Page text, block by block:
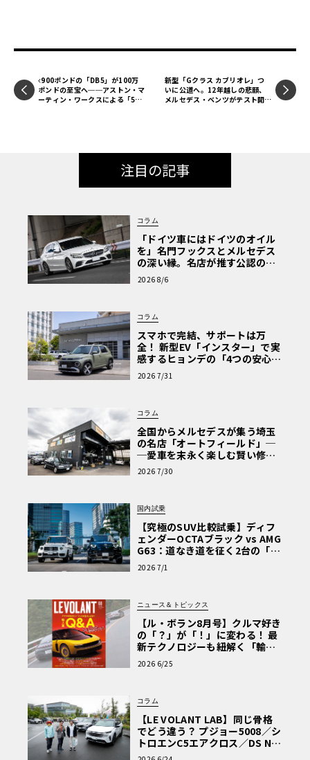
900ポンドの「DB5」が100万
ポンドの至宝へ──アストン・マ
ーティン・ワークスによる「50
新型「Gクラス カブリオレ」つ
いに公道へ。12年越しの悲願、
メルセデス・ベンツがテスト開始
注目の記事
コラム
「ドイツ車にはドイツのオイル
を」名門フックスとメルセデス
の深い縁。名店が推す公認の安
心と、Cクラスで味わうシルキー
な走り〈PR〉
2026 8/6
コラム
スマホで完結、サポートは万
全！ 新型EV「インスター」で実
感するヒョンデの「4つの安心」
【第1回・ヒョンデ6つの疑問：
Why? Hyundai?】〈PR〉
2026 7/31
コラム
全国からメルセデスが集う埼玉
の名店「オートフィールド」─
─愛車を末永く楽しむ賢い修理
術と、プロがフックス製オイル
を選ぶ理由〈PR〉
2026 7/30
国内試乗
【究極のSUV比較試乗】ディフ
ェンダーOCTAブラック vs AMG
G63：道なき道を征く2台の「対
極的アプローチ」
2026 7/1
ニュース＆トピックス
【ル・ボラン8月号】クルマ好き
の「？」が「！」に変わる！ 最
新テクノロジーも紐解く「輸入
車Q&A」
2026 6/25
コラム
【LE VOLANT LAB】同じ骨格
でどう違う？ プジョー5008／シ
トロエンC5エアクロス／DS Nº4
読者一気乗りレポート